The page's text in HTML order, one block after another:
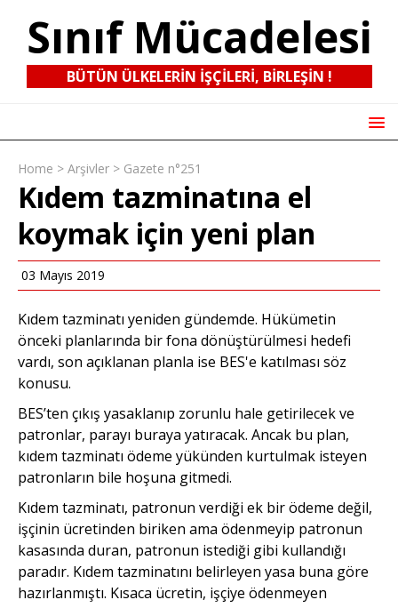
Sınıf Mücadelesi
BÜTÜN ÜLKELERIN IŞÇILERI, BIRLEŞIN !
Home > Arşivler > Gazete n°251
Kıdem tazminatına el
koymak için yeni plan
03 Mayıs 2019
Kıdem tazminatı yeniden gündemde. Hükümetin
önceki planlarında bir fona dönüştürülmesi hedefi
vardı, son açıklanan planla ise BES'e katılması söz
konusu.
BES’ten çıkış yasaklanıp zorunlu hale getirilecek ve
patronlar, parayı buraya yatıracak. Ancak bu plan,
kıdem tazminatı ödeme yükünden kurtulmak isteyen
patronların bile hoşuna gitmedi.
Kıdem tazminatı, patronun verdiği ek bir ödeme değil,
işçinin ücretinden biriken ama ödenmeyip patronun
kasasında duran, patronun istediği gibi kullandığı
paradır. Kıdem tazminatını belirleyen yasa buna göre
hazırlanmıştı. Kısaca ücretin, işçiye ödenmeyen